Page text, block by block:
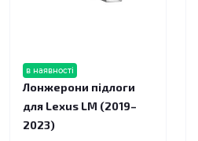
в наявності
Лонжерони підлоги
для Lexus LM (2019–
2023)